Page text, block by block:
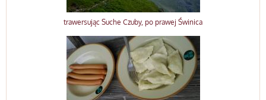
trawersując Suche Czuby, po prawej Świnica